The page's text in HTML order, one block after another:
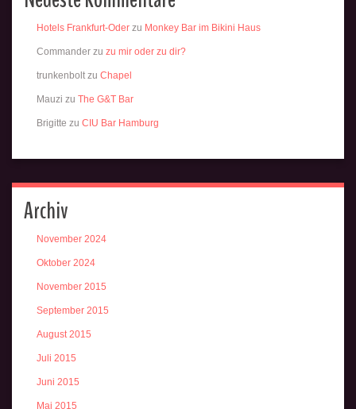
Hotels Frankfurt-Oder zu Monkey Bar im Bikini Haus
Commander zu zu mir oder zu dir?
trunkenbolt zu Chapel
Mauzi zu The G&T Bar
Brigitte zu CIU Bar Hamburg
Archiv
November 2024
Oktober 2024
November 2015
September 2015
August 2015
Juli 2015
Juni 2015
Mai 2015